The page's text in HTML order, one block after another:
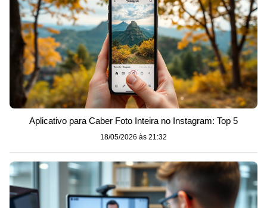
Aplicativo para Caber Foto Inteira no Instagram: Top 5
18/05/2026 às 21:32